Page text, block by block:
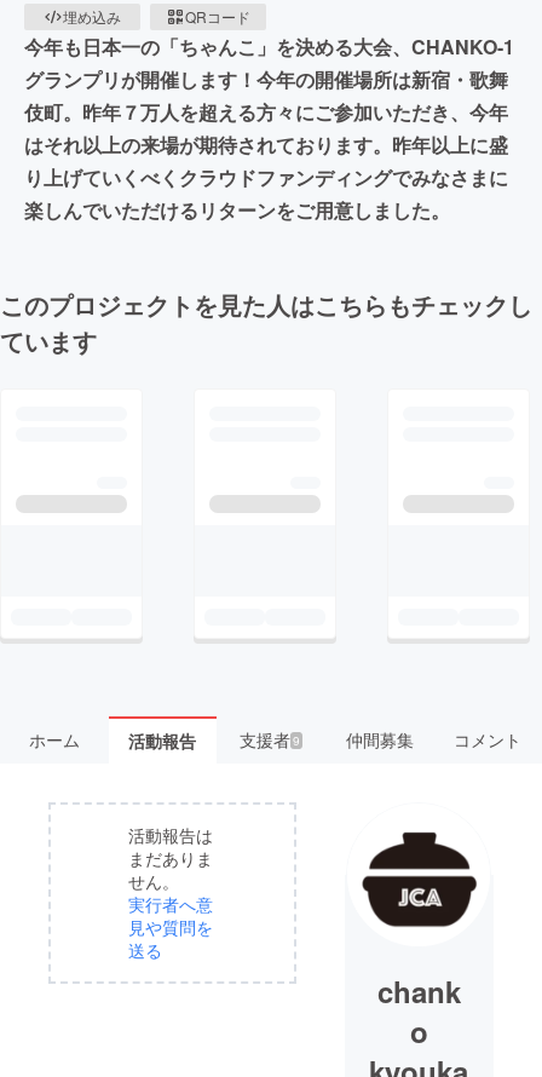
埋め込み
QRコード
今年も日本一の「ちゃんこ」を決める大会、CHANKO-1
グランプリが開催します！今年の開催場所は新宿・歌舞
伎町。昨年７万人を超える方々にご参加いただき、今年
はそれ以上の来場が期待されております。昨年以上に盛
り上げていくべくクラウドファンディングでみなさまに
楽しんでいただけるリターンをご用意しました。
このプロジェクトを見た人はこちらもチェックし
ています
ホーム 活動報告 支援者9 仲間募集 コメント
活動報告は
まだありま
せん。
実行者へ意
見や質問を
送る
chank
o